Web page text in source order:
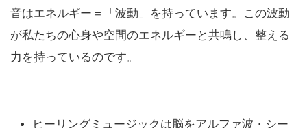
音はエネルギー＝「波動」を持っています。この波動
が私たちの心身や空間のエネルギーと共鳴し、整える
力を持っているのです。
ヒーリングミュージックは脳をアルファ波・シー